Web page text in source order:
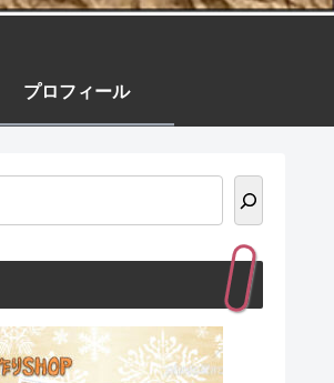
プロフィール